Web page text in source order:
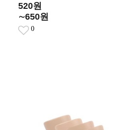
520원
∼650원
0